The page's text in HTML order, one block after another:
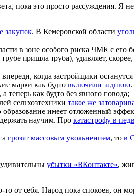
пока это просто рассуждения. Я
закупок. В Кемеровской области
в зоне особого риска ЧМК с его
пришла труба), удивляет,
когда застройщики
марки как будто включили заднюю.
теперь как будто без явного повода;
сельхозтехники такое же
имеет отложенный
научим. Про катастрофу в
грозят массовым увольнением, то в
убытки «ВКонтакте»,
от себя. Народ пока спокоен, он